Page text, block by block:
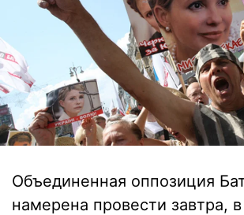
Объединенная оппозиция
намерена провести завтра,